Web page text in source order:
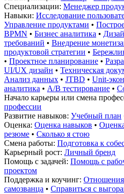
Специализации: Менеджер
Навыки: Исследование
Управление продуктами •
BPMN • Бизнес аналитика •
требований • Внедрение
продуктовой стратегии •
• Проектное планирование •
UI/UX дизайн • Техническая
Анализ данных • JTBD • Unit-
аналитика • A/B тестирование •
Начало карьеры или смена
профессии
Развитие навыков: Учебный план
Оценка: Оценка навыков •
резюме • Сколько я стою
Смена работы: Подготовка к
Карьерный рост: Личный бренд
Помощь с задачей: Помощь с
проектом
Поддержка и коучинг: Отношения
самозванца • Справиться с